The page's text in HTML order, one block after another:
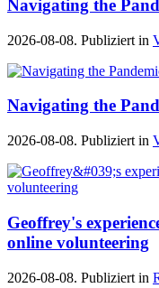
Navigating the
2026-08-08. Publiziert in
Navigating the
2026-08-08. Publiziert in
Geoffrey's
online volunteering
2026-08-08. Publiziert in